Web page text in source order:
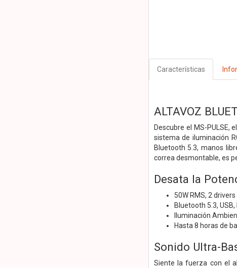
Características
ALTAVOZ
Descubre el MS-
sistema de iluminación
Bluetooth 5.3, manos
correa desmontable, es
Desata la
50W RMS, 2
Bluetooth 5.3,
Iluminación
Hasta 8 horas de
Sonido Ultra-
Siente la fuerza con el